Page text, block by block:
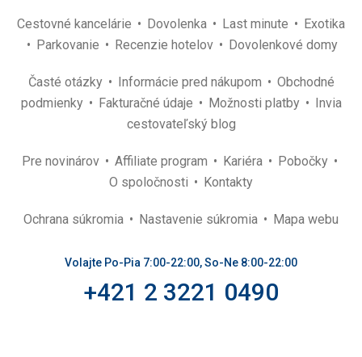
Cestovné kancelárie Dovolenka Last minute
Exotika
Parkovanie
Recenzie hotelov Dovolenkové domy
Časté otázky Informácie pred nákupom
Obchodné
podmienky
Fakturačné údaje Možnosti platby
Invia
cestovateľský blog
Pre novinárov Affiliate program Kariéra
Pobočky
O spoločnosti
Kontakty
Ochrana súkromia Nastavenie súkromia Mapa webu
Volajte Po-Pia 7:00-22:00, So-Ne 8:00-22:00
+421 2 3221 0490